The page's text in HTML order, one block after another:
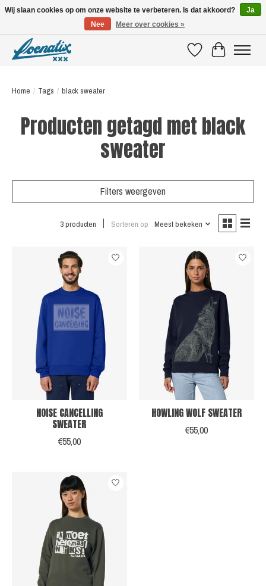
VerlanglijstWinkelwagen
Home / Tags / black sweater
Producten getagd met black
sweater
Filters weergeven
3 producten Sorteren op Meest bekeken
NOISE CANCELLING
SWEATER
€55,00
HOWLING WOLF SWEATER
€55,00
Wij slaan cookies op om onze website te verbeteren. Is dat akkoord?
Ja
Nee
Meer over cookies »